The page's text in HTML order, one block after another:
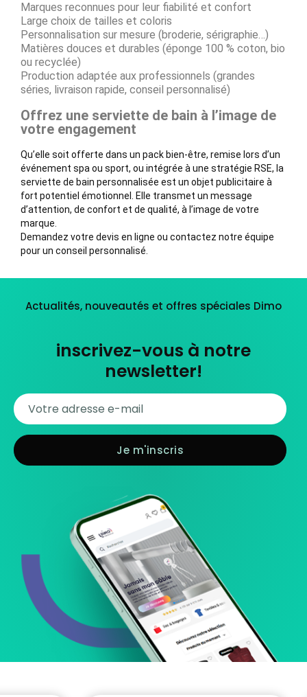
Marques reconnues pour leur fiabilité et confort
Large choix de tailles et coloris
Personnalisation sur mesure (broderie, sérigraphie…)
Matières douces et durables (éponge 100 % coton, bio
ou recyclée)
Production adaptée aux professionnels (grandes
séries, livraison rapide, conseil personnalisé)
Offrez une serviette de bain à l’image de
votre engagement
Qu’elle soit offerte dans un pack bien-être, remise lors d’un
événement spa ou sport, ou intégrée à une stratégie RSE, la
serviette de bain personnalisée est un objet publicitaire à
fort potentiel émotionnel. Elle transmet un message
d’attention, de confort et de qualité, à l’image de votre
marque.
Demandez votre devis en ligne ou contactez notre équipe
pour un conseil personnalisé.
Actualités, nouveautés et offres spéciales Dimo
inscrivez-vous à notre
newsletter!